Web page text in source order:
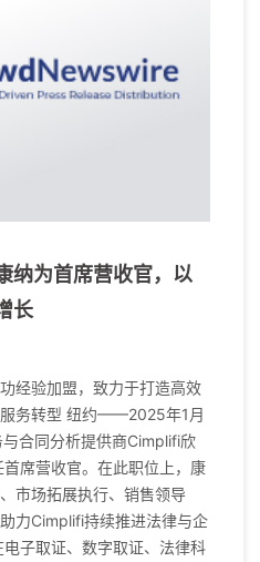
纳为首席营收官，以
长
经验加盟，致力于打造高效
服务转型 纽约——2025年1月
合同分析提供商Cimplifi欣
席营收官。在此职位上，康
市场拓展执行、销售领导
力Cimplifi持续推进法律与企
子取证、数字取证、法律科